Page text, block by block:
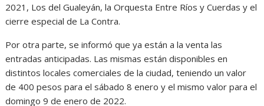
2021, Los del Gualeyán, la Orquesta Entre Ríos y Cuerdas y el
cierre especial de La Contra.
Por otra parte, se informó que ya están a la venta las
entradas anticipadas. Las mismas están disponibles en
distintos locales comerciales de la ciudad, teniendo un valor
de 400 pesos para el sábado 8 enero y el mismo valor para el
domingo 9 de enero de 2022.